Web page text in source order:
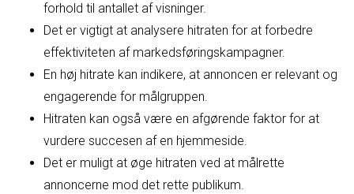
forhold til antallet af visninger.
Det er vigtigt at analysere hitraten for at forbedre
effektiviteten af markedsføringskampagner.
En høj hitrate kan indikere, at annoncen er relevant og
engagerende for målgruppen.
Hitraten kan også være en afgørende faktor for at
vurdere succesen af en hjemmeside.
Det er muligt at øge hitraten ved at målrette
annoncerne mod det rette publikum.